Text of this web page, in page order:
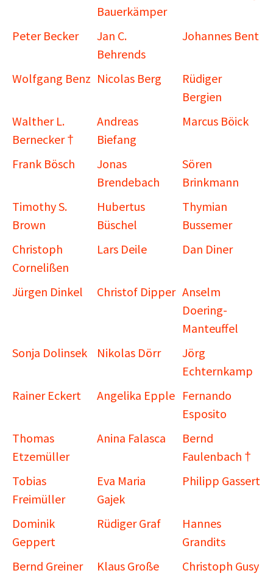
Bauerkämper
Peter Becker
Jan C.
Behrends
Johannes Bent
Wolfgang Benz Nicolas Berg
Rüdiger
Bergien
Walther L.
Bernecker †
Andreas
Biefang
Marcus Böick
Frank Bösch
Jonas
Brendebach
Sören
Brinkmann
Timothy S.
Brown
Hubertus
Büschel
Thymian
Bussemer
Christoph
Cornelißen
Lars Deile Dan Diner
Jürgen Dinkel Christof Dipper Anselm
Doering-
Manteuffel
Sonja Dolinsek
Nikolas Dörr
Jörg
Echternkamp
Rainer Eckert
Angelika Epple Fernando
Esposito
Thomas
Etzemüller
Anina Falasca
Bernd
Faulenbach †
Tobias
Freimüller
Eva Maria
Gajek
Philipp Gassert
Dominik
Geppert
Rüdiger Graf
Hannes
Grandits
Bernd Greiner
Klaus Große
Christoph Gusy